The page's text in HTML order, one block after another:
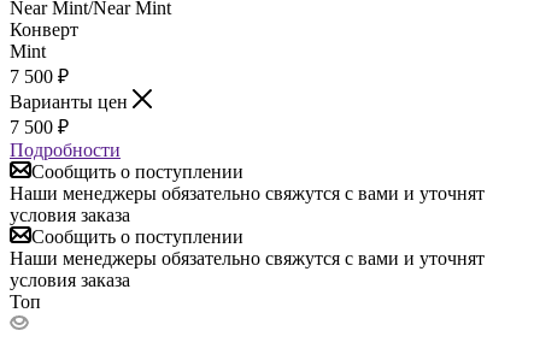
Near Mint/Near Mint
Конверт
Mint
7 500 ₽
Варианты цен
7 500 ₽
Подробности
Сообщить о поступлении
Наши менеджеры обязательно свяжутся с вами и уточнят
условия заказа
Сообщить о поступлении
Наши менеджеры обязательно свяжутся с вами и уточнят
условия заказа
Топ